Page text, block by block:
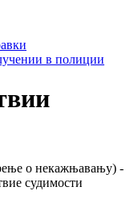
в полиции
о некажњавању) -
судимости